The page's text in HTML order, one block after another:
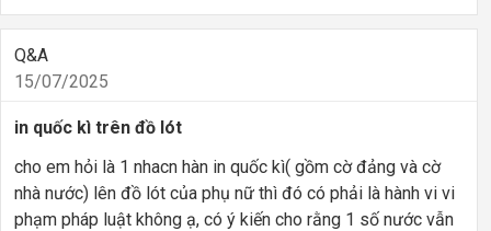
Q&A
15/07/2025
in quốc kì trên đồ lót
cho em hỏi là 1 nhacn hàn in quốc kì( gồm cờ đảng và cờ
nhà nước) lên đồ lót của phụ nữ thì đó có phải là hành vi vi
phạm pháp luật không ạ, có ý kiến cho rằng 1 số nước vẫn